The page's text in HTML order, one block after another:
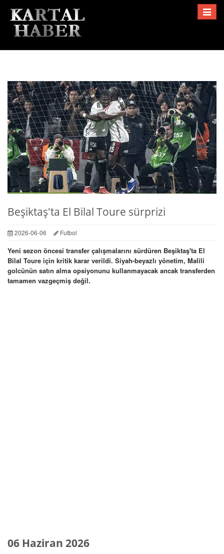
Toggle
Beşiktaş'ta El Bilal Toure sürprizi
2026-06-06 Futbol
Yeni sezon öncesi transfer çalışmalarını sürdüren Beşiktaş'ta El
Bilal Toure için kritik karar verildi. Siyah-beyazlı yönetim, Malili
golcünün satın alma opsiyonunu kullanmayacak ancak transferden
tamamen vazgeçmiş değil.
06 Haziran 2026